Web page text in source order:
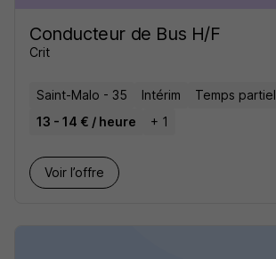
Conducteur de Bus H/F
Crit
Saint-Malo - 35 Intérim
Temps partiel
13 - 14 € / heure
+ 1
Voir l’offre